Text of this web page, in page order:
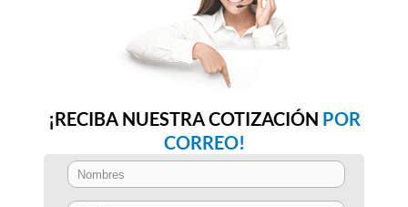
¡RECIBA NUESTRA COTIZACIÓN POR
CORREO!